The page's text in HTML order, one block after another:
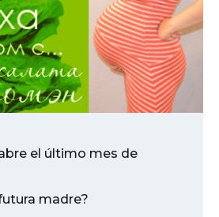
el último mes de
madre?